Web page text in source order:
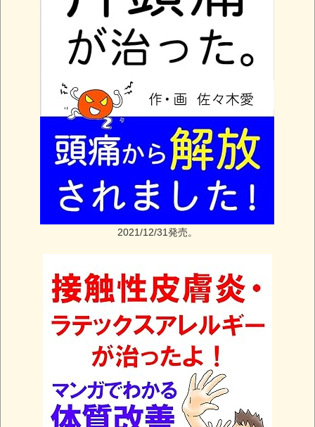
2021/12/31発売。